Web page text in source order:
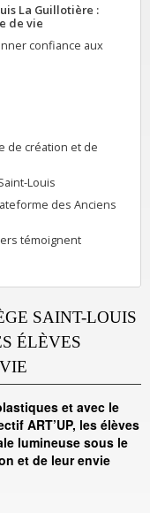
La Guillotière :
de vie
confiance aux
de création et de
Louis
des Anciens
témoignent
SAINT-LOUIS
ÉLÈVES
et avec le
ART’UP, les élèves
lumineuse sous le
et de leur envie